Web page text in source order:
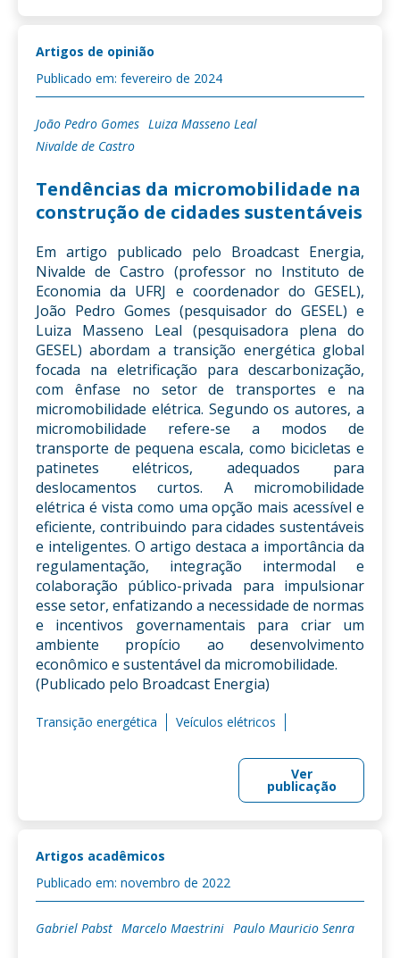
Artigos de opinião
Publicado em: fevereiro de 2024
João Pedro Gomes Luiza Masseno Leal
Nivalde de Castro
Tendências da micromobilidade na
construção de cidades sustentáveis
Em artigo publicado pelo Broadcast Energia,
Nivalde de Castro (professor no Instituto de
Economia da UFRJ e coordenador do GESEL),
João Pedro Gomes (pesquisador do GESEL) e
Luiza Masseno Leal (pesquisadora plena do
GESEL) abordam a transição energética global
focada na eletrificação para descarbonização,
com ênfase no setor de transportes e na
micromobilidade elétrica. Segundo os autores, a
micromobilidade refere-se a modos de
transporte de pequena escala, como bicicletas e
patinetes elétricos, adequados para
deslocamentos curtos. A micromobilidade
elétrica é vista como uma opção mais acessível e
eficiente, contribuindo para cidades sustentáveis
e inteligentes. O artigo destaca a importância da
regulamentação, integração intermodal e
colaboração público-privada para impulsionar
esse setor, enfatizando a necessidade de normas
e incentivos governamentais para criar um
ambiente propício ao desenvolvimento
econômico e sustentável da micromobilidade.
(Publicado pelo Broadcast Energia)
Transição energética Veículos elétricos
Ver
publicação
Artigos acadêmicos
Publicado em: novembro de 2022
Gabriel Pabst Marcelo Maestrini Paulo Mauricio Senra